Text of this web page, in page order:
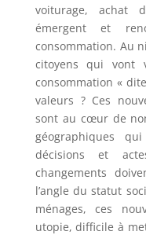
voiturage, achat
émergent et
consommation. Au
citoyens qui vont
consommation «
valeurs ? Ces
sont au cœur de
géographiques
décisions et
changements
l’angle du statut
ménages, ces
utopie, difficile à